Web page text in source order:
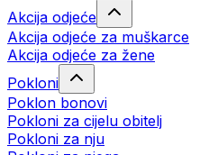
Akcija odjeće
Akcija odjeće za muškarce
Akcija odjeće za žene
Pokloni
Poklon bonovi
Pokloni za cijelu obitelj
Pokloni za nju